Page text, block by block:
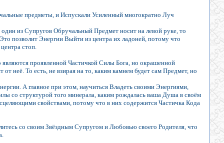
предметы, и Испускали Усиленный многократно Луч
из Супругов Обручальный Предмет носит на левой руке, то
позволит Энергии Выйти из центра их ладоней, потому что
стоп.
проявленной Частичкой Силы Бога, но окрашенной
неё. То есть, не взирая на то, каким камнем будет сам Предмет, но
А главное при этом, научиться Владеть своими Энергиями,
со структурой того минерала, каким рождалась ваша Душа в своём
свойствами, потому что в них содержится Частичка Кода
со своим Звёздным Супругом и Любовью своего Родителя, что